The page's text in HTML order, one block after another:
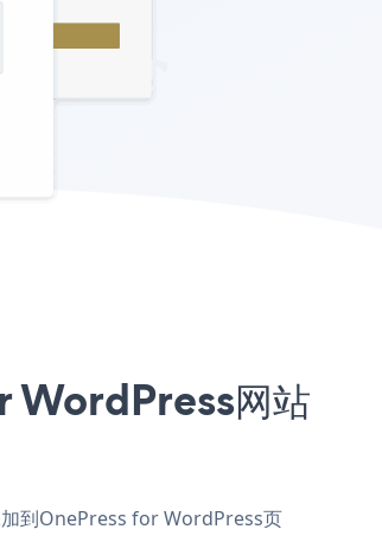
WordPress网站
到OnePress for WordPress页